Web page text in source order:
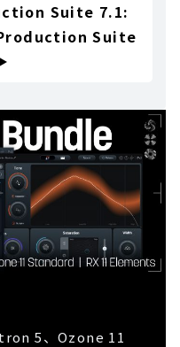
Suite 7.1:
Suite
5、Ozone 11